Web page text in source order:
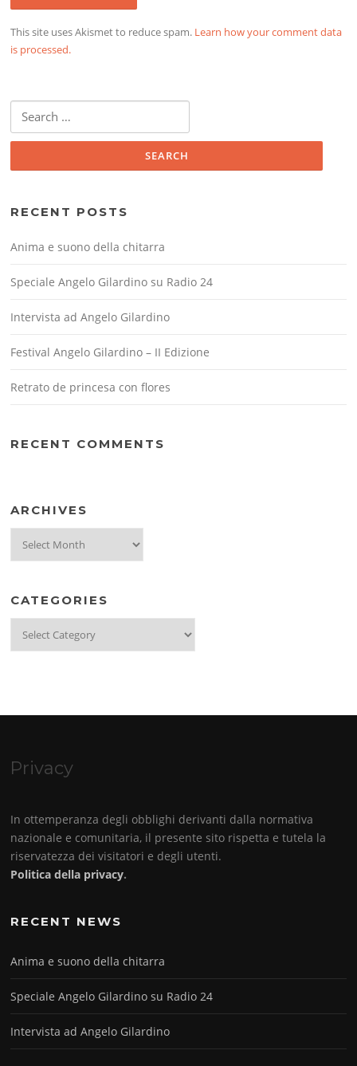
This site uses Akismet to reduce spam. Learn how your comment data
is processed.
for:
RECENT POSTS
Anima e suono della chitarra
Speciale Angelo Gilardino su Radio 24
Intervista ad Angelo Gilardino
Festival Angelo Gilardino – II Edizione
Retrato de princesa con flores
RECENT COMMENTS
ARCHIVES
CATEGORIES
Privacy
In ottemperanza degli obblighi derivanti dalla normativa
nazionale e comunitaria, il presente sito rispetta e tutela la
riservatezza dei visitatori e degli utenti.
Politica della privacy.
RECENT NEWS
Anima e suono della chitarra
Speciale Angelo Gilardino su Radio 24
Intervista ad Angelo Gilardino